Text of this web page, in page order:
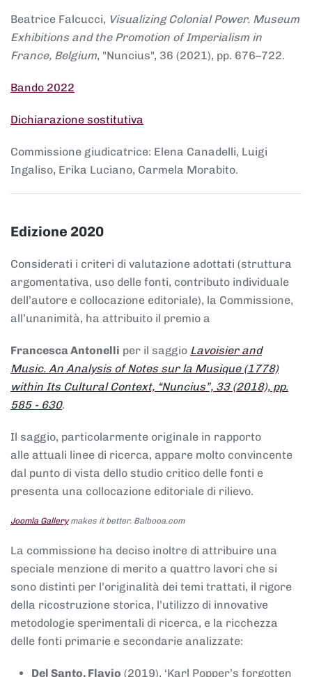
Beatrice Falcucci, Visualizing Colonial Power. Museum
Exhibitions and the Promotion of Imperialism in
France, Belgium, "Nuncius", 36 (2021), pp. 676–722.
Bando 2022
Dichiarazione sostitutiva
Commissione giudicatrice: Elena Canadelli, Luigi
Ingaliso, Erika Luciano, Carmela Morabito.
Edizione 2020
Considerati i criteri di valutazione adottati (struttura
argomentativa, uso delle fonti, contributo individuale
dell’autore e collocazione editoriale), la Commissione,
all’unanimità, ha attribuito il premio a
Francesca Antonelli per il saggio Lavoisier and
Music. An Analysis of Notes sur la Musique (1778)
within Its Cultural Context, “Nuncius”, 33 (2018), pp.
585 - 630.
Il saggio, particolarmente originale in rapporto
alle attuali linee di ricerca, appare molto convincente
dal punto di vista dello studio critico delle fonti e
presenta una collocazione editoriale di rilievo.
Joomla Gallerymakes it better. Balbooa.com
La commissione ha deciso inoltre di attribuire una
speciale menzione di merito a quattro lavori che si
sono distinti per l’originalità dei temi trattati, il rigore
della ricostruzione storica, l’utilizzo di innovative
metodologie sperimentali di ricerca, e la ricchezza
delle fonti primarie e secondarie analizzate:
Del Santo, Flavio (2019), ‘Karl Popper’s forgotten